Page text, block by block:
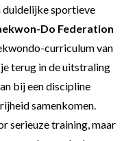
duidelijke sportieve
Do Federation
curriculum van
terug in de uitstraling
bij een discipline
samenkomen.
serieuze training, maar